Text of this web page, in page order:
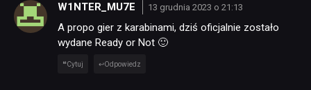
W1NTER_MU7E 13 grudnia 2023 o 21:13
A propo gier z karabinami, dziś oficjalnie zostało
wydane Ready or Not 🙂
Cytuj Odpowiedz